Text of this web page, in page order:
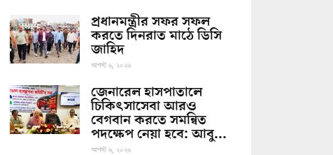
প্রধানমন্ত্রীর সফর সফল
করতে দিনরাত মাঠে ডিসি
জাহিদ
আগস্ট ৬, ২০২৬
জেনারেল হাসপাতালে
চিকিৎসাসেবা আরও
বেগবান করতে সমন্বিত
পদক্ষেপ নেয়া হবে: আবু...
আগস্ট ৬, ২০২৬